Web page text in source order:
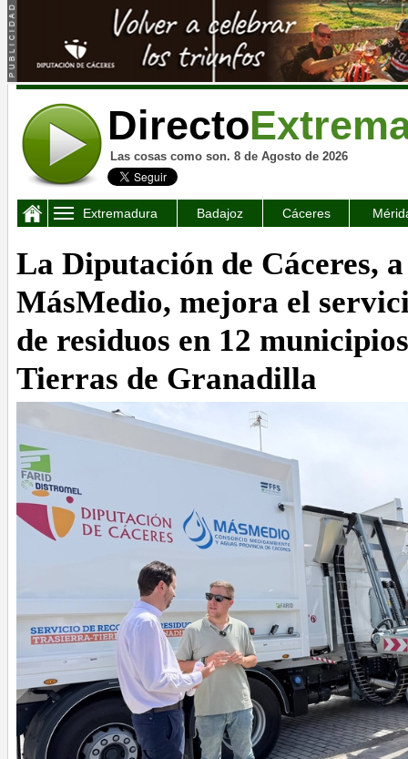
Directo
Las cosas como son. 8 de Agosto de 2026
Extremadura Badajoz Cáceres
La Diputación de Cáceres,
MásMedio, mejora el
de residuos en 12
Tierras de Granadilla